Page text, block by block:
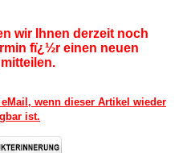
wir Ihnen derzeit noch
fï¿½r einen neuen
wenn dieser Artikel wieder
ist.